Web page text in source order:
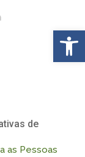
de
as Pessoas